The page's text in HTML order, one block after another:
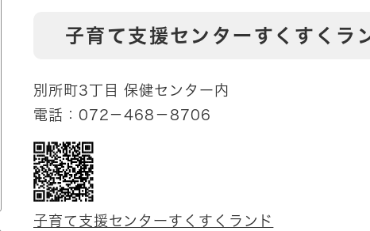
子育て支援センターすくすくラ
別所町3丁目 保健センター内
電話：072－468－8706
子育て支援センターすくすくランド